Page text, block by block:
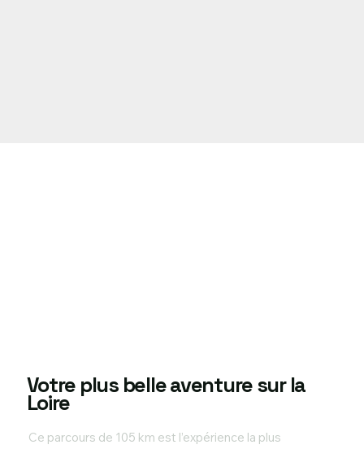
Votre plus belle aventure sur la
Loire
Ce parcours de 105 km est l’expérience la plus